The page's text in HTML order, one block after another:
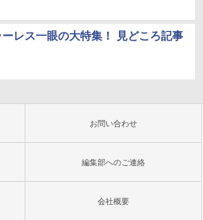
ーレス一眼の大特集！ 見どころ記事
お問い合わせ
編集部へのご連絡
会社概要